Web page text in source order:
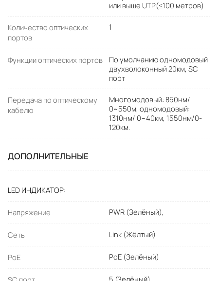
или выше UTP(≤100 метров)
Количество оптических
портов
1
Функции оптических портов
По умолчанию одномодовый
двухволоконный 20км, SC
порт
Передача по оптическому
кабелю
Многомодовый: 850нм/
0~550м, одномодовый:
1310нм/ 0~40км, 1550нм/0-
120км.
ДОПОЛНИТЕЛЬНЫЕ
LED ИНДИКАТОР
Напряжение PWR (Зелёный),
Сеть Link (Жёлтый)
PoE PoE (Зелёный)
5 (Зелёный)